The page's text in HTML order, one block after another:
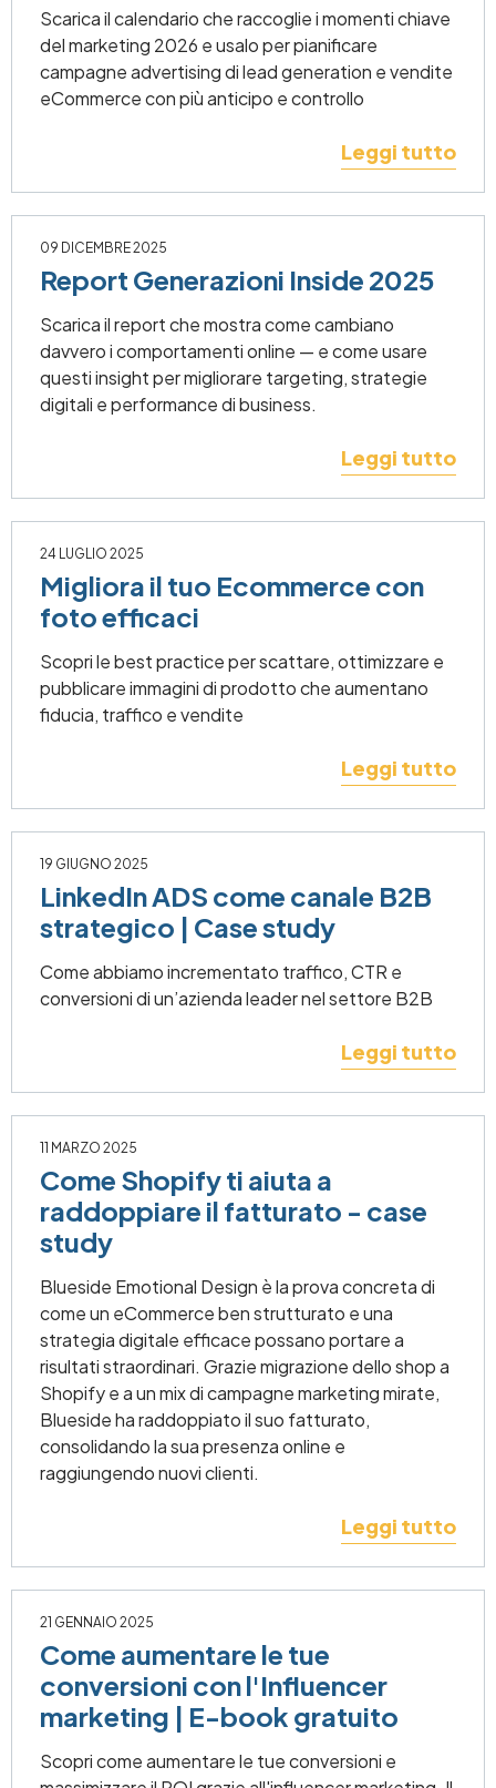
Scarica il calendario che raccoglie i momenti chiave
del marketing 2026 e usalo per pianificare
campagne advertising di lead generation e vendite
eCommerce con più anticipo e controllo
Leggi tutto
09 DICEMBRE 2025
Report Generazioni Inside 2025
Scarica il report che mostra come cambiano
davvero i comportamenti online — e come usare
questi insight per migliorare targeting, strategie
digitali e performance di business.
Leggi tutto
24 LUGLIO 2025
Migliora il tuo Ecommerce con
foto efficaci
Scopri le best practice per scattare, ottimizzare e
pubblicare immagini di prodotto che aumentano
fiducia, traffico e vendite
Leggi tutto
19 GIUGNO 2025
LinkedIn ADS come canale B2B
strategico | Case study
Come abbiamo incrementato traffico, CTR e
conversioni di un’azienda leader nel settore B2B
Leggi tutto
11 MARZO 2025
Come Shopify ti aiuta a
raddoppiare il fatturato - case
study
Blueside Emotional Design è la prova concreta di
come un eCommerce ben strutturato e una
strategia digitale efficace possano portare a
risultati straordinari. Grazie migrazione dello shop a
Shopify e a un mix di campagne marketing mirate,
Blueside ha raddoppiato il suo fatturato,
consolidando la sua presenza online e
raggiungendo nuovi clienti.
Leggi tutto
21 GENNAIO 2025
Come aumentare le tue
conversioni con l'Influencer
marketing | E-book gratuito
Scopri come aumentare le tue conversioni e